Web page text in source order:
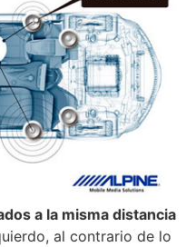
a la misma distancia
al contrario de lo